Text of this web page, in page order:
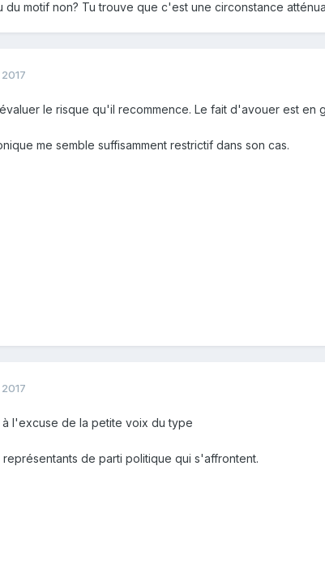
motif non? Tu trouve que c'est une circonstance
le risque qu'il recommence. Le fait d'avouer est en
me semble suffisamment restrictif dans son cas.
à l'excuse de la petite voix du type
de parti politique qui s'affrontent.